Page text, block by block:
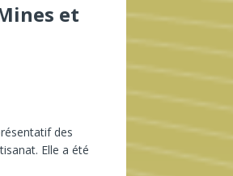
et
des
Elle a été